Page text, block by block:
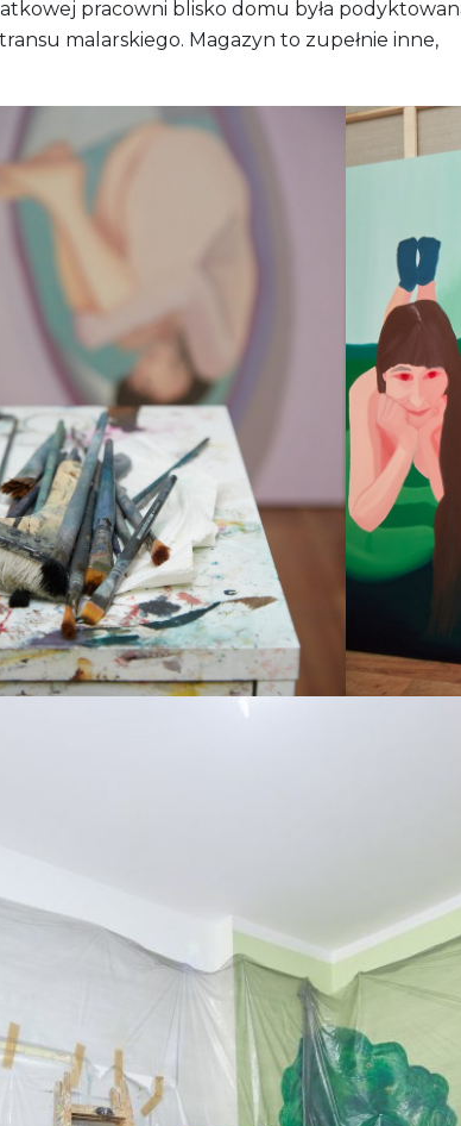
pracowni blisko domu była
malarskiego. Magazyn to zupełnie inne,